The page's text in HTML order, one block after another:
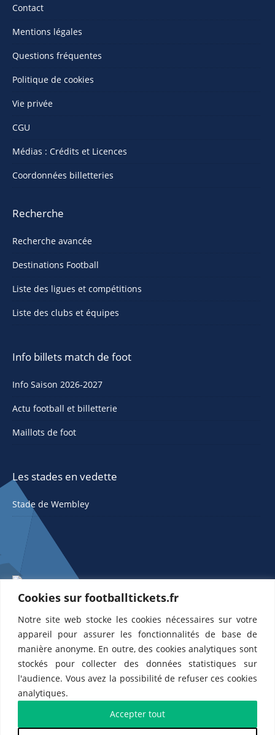
Cookies sur footballtickets.fr
Notre site web stocke les cookies nécessaires sur votre
appareil pour assurer les fonctionnalités de base de
manière anonyme. En outre, des cookies analytiques sont
stockés pour collecter des données statistiques sur
l'audience. Vous avez la possibilité de refuser ces cookies
analytiques.
Accepter tout
Contact
Mentions légales
Questions fréquentes
Politique de cookies
Vie privée
CGU
Médias : Crédits et Licences
Coordonnées billetteries
Recherche
Recherche avancée
Destinations Football
Liste des ligues et compétitions
Liste des clubs et équipes
Info billets match de foot
Info Saison 2026-2027
Actu football et billetterie
Maillots de foot
Les stades en vedette
Stade de Wembley
ETTS 365 SL, Rambla de Catalunya 38, 8, 1, 08007 Barcelone, Espagne |
CIF : ES-B43945534
Partenaires de l'US Changé 53 💙et de l'US Bretons de Paris 🤍